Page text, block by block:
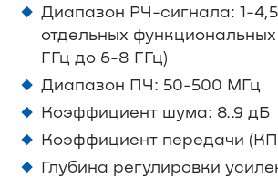
Диапазон РЧ-сигнала: 1-
отдельных функциональных
ГГц до 6-8 ГГц)
Диапазон ПЧ: 50-500 МГц
Коэффициент шума: 8..9 дБ
Коэффициент передачи
Глубина регулировки